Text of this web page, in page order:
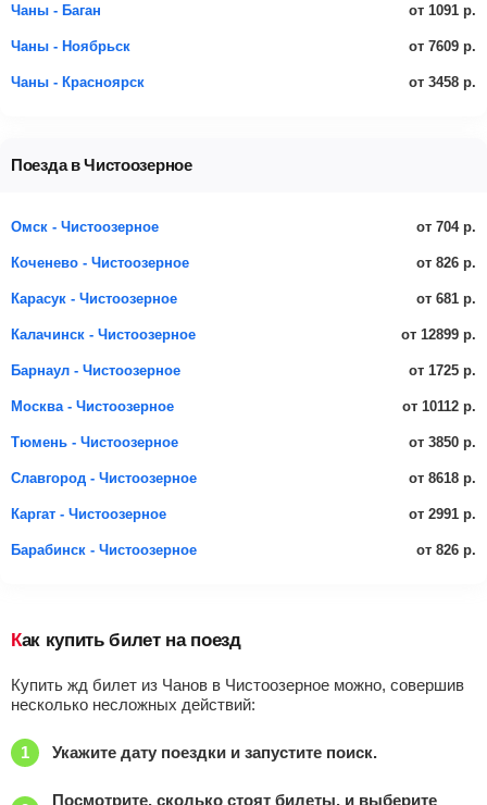
Чаны - Баган от 1091 р.
Чаны - Ноябрьск от 7609 р.
Чаны - Красноярск от 3458 р.
Поезда в Чистоозерное
Омск - Чистоозерное от 704 р.
Коченево - Чистоозерное от 826 р.
Карасук - Чистоозерное от 681 р.
Калачинск - Чистоозерное от 12899 р.
Барнаул - Чистоозерное от 1725 р.
Москва - Чистоозерное от 10112 р.
Тюмень - Чистоозерное от 3850 р.
Славгород - Чистоозерное от 8618 р.
Каргат - Чистоозерное от 2991 р.
Барабинск - Чистоозерное от 826 р.
Как купить билет на поезд
Купить жд билет из Чанов в Чистоозерное можно, совершив
несколько несложных действий:
Укажите дату поездки и запустите поиск.
Посмотрите, сколько стоят билеты, и выберите